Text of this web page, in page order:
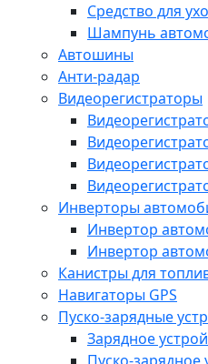
Средство для
Шампунь
Автошины
Анти-радар
Видеорегистраторы
Инверторы
Инвертор
Инвертор
Канистры для
Навигаторы GPS
Пуско-зарядные
Зарядное